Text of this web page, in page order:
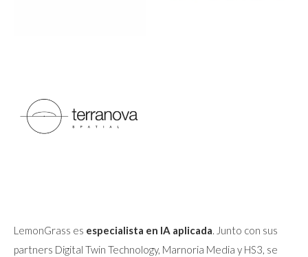
LemonGrass es especialista en IA aplicada. Junto con sus
partners Digital Twin Technology, Marnoria Media y HS3, se